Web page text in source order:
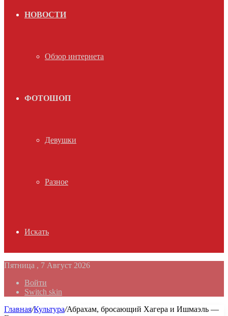
НОВОСТИ
Обзор интернета
ФОТОШОП
Девушки
Разное
Искать
Пятница , 7 Август 2026
Войти
Switch skin
Главная/Культура/Абрахам, бросающий Хагера и Ишмаэль —